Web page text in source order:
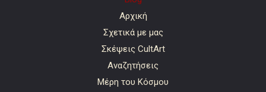
Αρχική
Σχετικά με μας
Σκέψεις CultArt
Αναζητήσεις
Μέρη του Κόσμου